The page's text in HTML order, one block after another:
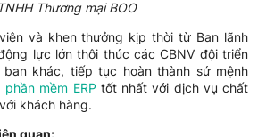
TNHH Thương mại BOO
và khen thưởng kịp thời từ Ban lãnh
lực lớn thôi thúc các CBNV đội triển
khác, tiếp tục hoàn thành sứ mệnh
phần mềm ERP tốt nhất với dịch vụ chất
khách hàng.